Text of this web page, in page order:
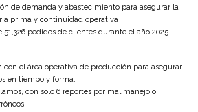
de demanda y abastecimiento para asegurar la
prima y continuidad operativa
pedidos de clientes durante el año 2025.
con el área operativa de producción para asegurar
en tiempo y forma.
con solo 6 reportes por mal manejo o